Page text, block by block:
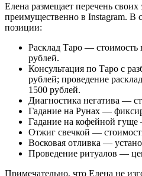
Елена размещает перечень своих
преимущественно в Instagram. В
позиции:
Расклад Таро — стоимость
рублей.
Консультация по Таро с
рублей; проведение
1500 рублей.
Диагностика негатива —
Гадание на Рунах —
Гадание на кофейной
Отжиг свечкой —
Восковая отливка —
Проведение ритуалов —
Примечательно, что Елена не